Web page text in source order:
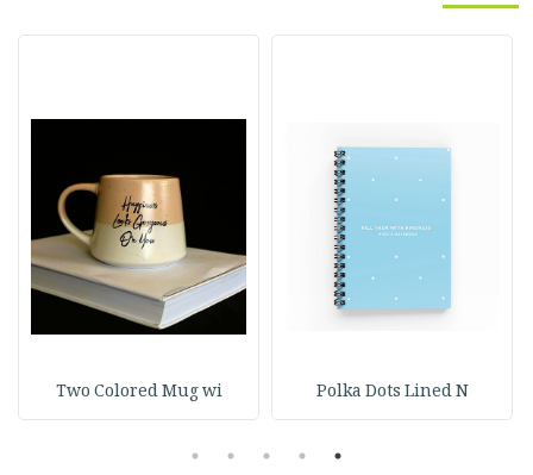
Polka Dots Lined N
Two Colored Mug wi
1
2
3
4
5